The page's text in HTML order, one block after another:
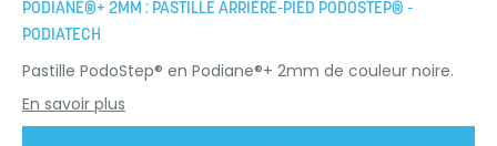
PODIANE®+ 2MM : PASTILLE ARRIÈRE-PIED PODOSTEP® -
PODIATECH
Pastille PodoStep® en Podiane®+ 2mm de couleur noire.
En savoir plus